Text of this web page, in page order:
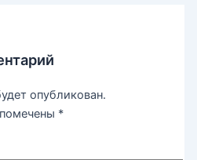
опубликован.
*